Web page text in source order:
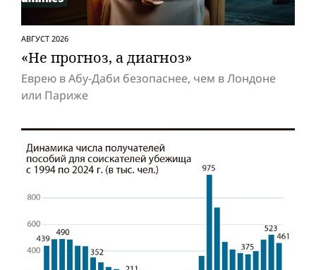
АВГУСТ 2026
«Не прогноз, а диагноз»
Еврею в Абу-Даби безопаснее, чем в Лондоне
или Париже